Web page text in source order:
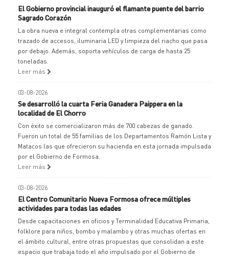
El Gobierno provincial inauguró el flamante puente del barrio
Sagrado Corazón
La obra nueva e integral contempla otras complementarias como
trazado de accesos, iluminaria LED y limpieza del riacho que pasa
por debajo. Además, soporta vehículos de carga de hasta 25
toneladas.
Leer más
03-08-2026
Se desarrolló la cuarta Feria Ganadera Paippera en la
localidad de El Chorro
Con éxito se comercializaron más de 700 cabezas de ganado.
Fueron un total de 55 familias de los Departamentos Ramón Lista y
Matacos las que ofrecieron su hacienda en esta jornada impulsada
por el Gobierno de Formosa.
Leer más
03-08-2026
El Centro Comunitario Nueva Formosa ofrece múltiples
actividades para todas las edades
Desde capacitaciones en oficios y Terminalidad Educativa Primaria,
folklore para niños, bombo y malambo y otras muchas ofertas en
el ámbito cultural, entre otras propuestas que consolidan a este
espacio que trabaja todo el año impulsado por el Gobierno de